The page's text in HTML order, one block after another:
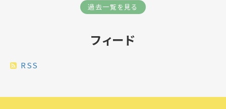
過去一覧を見る
フィード
RSS